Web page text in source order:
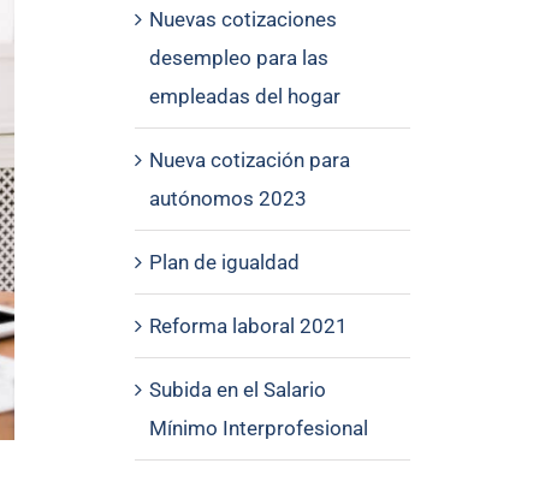
Nuevas cotizaciones
desempleo para las
empleadas del hogar
Nueva cotización para
autónomos 2023
Plan de igualdad
Reforma laboral 2021
Subida en el Salario
Mínimo Interprofesional